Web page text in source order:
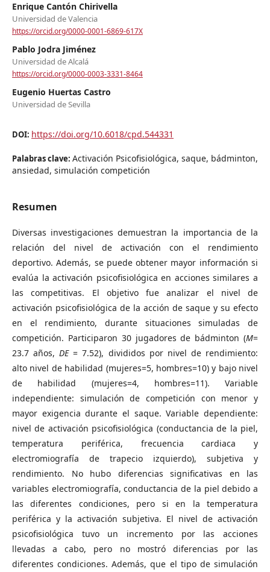
Enrique Cantón Chirivella
Universidad de Valencia
https://orcid.org/0000-0001-6869-617X
Pablo Jodra Jiménez
Universidad de Alcalá
https://orcid.org/0000-0003-3331-8464
Eugenio Huertas Castro
Universidad de Sevilla
DOI: https://doi.org/10.6018/cpd.544331
Palabras clave: Activación Psicofisiológica, saque, bádminton,
ansiedad, simulación competición
Resumen
Diversas investigaciones demuestran la importancia de la
relación del nivel de activación con el rendimiento
deportivo. Además, se puede obtener mayor información si
evalúa la activación psicofisiológica en acciones similares a
las competitivas. El objetivo fue analizar el nivel de
activación psicofisiológica de la acción de saque y su efecto
en el rendimiento, durante situaciones simuladas de
competición. Participaron 30 jugadores de bádminton (M=
23.7 años,DE= 7.52), divididos por nivel de rendimiento:
alto nivel de habilidad (mujeres=5, hombres=10) y bajo nivel
de habilidad (mujeres=4, hombres=11). Variable
independiente: simulación de competición con menor y
mayor exigencia durante el saque. Variable dependiente:
nivel de activación psicofisiológica (conductancia de la piel,
temperatura periférica, frecuencia cardiaca y
electromiografía de trapecio izquierdo), subjetiva y
rendimiento. No hubo diferencias significativas en las
variables electromiografía, conductancia de la piel debido a
las diferentes condiciones, pero si en la temperatura
periférica y la activación subjetiva. El nivel de activación
psicofisiológica tuvo un incremento por las acciones
llevadas a cabo, pero no mostró diferencias por las
diferentes condiciones. Además, que el tipo de simulación